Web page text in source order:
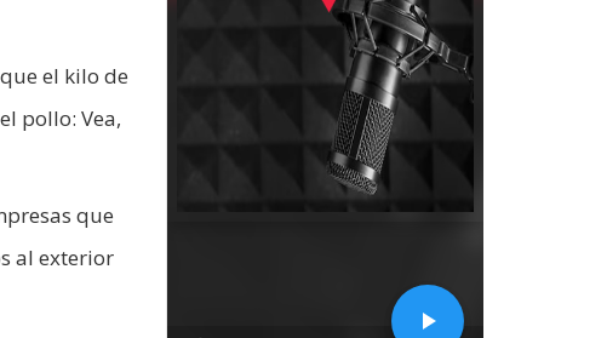
el kilo de
pollo: Vea,
que
al exterior